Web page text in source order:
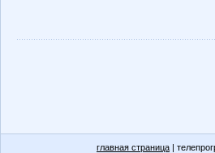
главная страница |